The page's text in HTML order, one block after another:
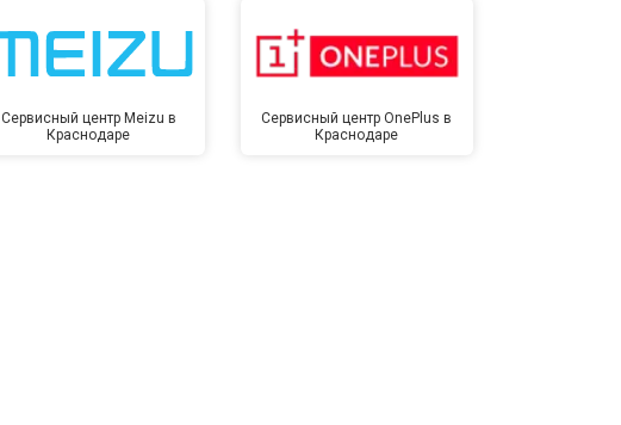
Сервисный центр Meizu в
Краснодаре
Сервисный центр OnePlus в
Краснодаре